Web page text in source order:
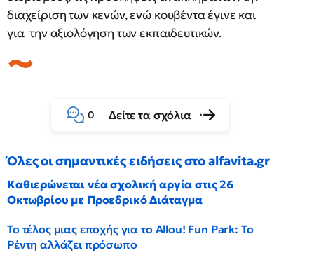
διαχείριση των κενών, ενώ κουβέντα έγινε και
για την αξιολόγηση των εκπαιδευτικών.
0 Δείτε τα σχόλια
Όλες οι σημαντικές ειδήσεις στο alfavita.gr
Καθιερώνεται νέα σχολική αργία στις 26
Οκτωβρίου με Προεδρικό Διάταγμα
Το τέλος μιας εποχής για το Allou! Fun Park: Το
Ρέντη αλλάζει πρόσωπο